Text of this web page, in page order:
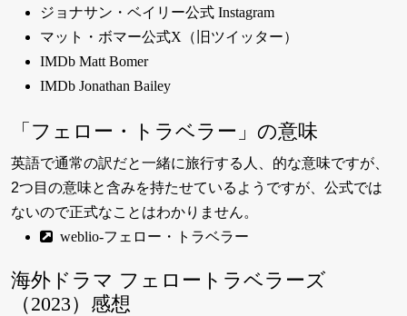
ジョナサン・ベイリー公式 Instagram
マット・ボマー公式X（旧ツイッター）
IMDb Matt Bomer
IMDb Jonathan Bailey
「フェロー・トラベラー」の意味
英語で通常の訳だと一緒に旅行する人、的な意味ですが、
2つ目の意味と含みを持たせているようですが、公式では
ないので正式なことはわかりません。
weblio-フェロー・トラベラー
海外ドラマ フェロートラベラーズ
（2023）感想